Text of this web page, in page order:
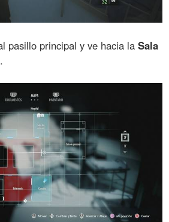
pasillo principal y ve hacia laSala
.